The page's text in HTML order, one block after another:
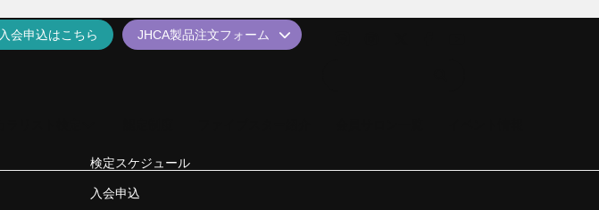
入会申込はこちら JHCA製品注文フォーム
検定スケジュール
入会申込